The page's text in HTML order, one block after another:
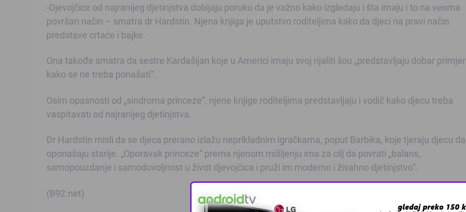
-Djevojčice od najranijeg djetinjstva dobijaju poruku da je važno kako izgledaju i šta imaju i to na veoma
površan način – smatra dr Hardstin. Njena knjiga je uputstvo roditeljima kako da djeci na pravi način
predstave crtaće i bajke.
Ona takođe smatra da sestre Kardašijan koje u Americi imaju svoj rijaliti šou „predstavljaju dobar primjer
kako se ne treba ponašati“.
Osim opasnosti od „sindroma princeze“, njene knjige roditeljima predstavljaju i vodič kako djecu treba
vaspitavati od najranijeg djetinjstva.
Dr Hardstin misli da se djeca prerano izlažu neprikladnim igračkama, poput Barbika, koje tjeraju djecu da
oponašaju starije. „Oporavak princeze“ prema njenom mišljenju ima za cilj da povrati „balans,
samopouzdanje i samodovoljnost u život djevojčica i pruži im moderno i živahno djetinjstvo“.
(B92.net)